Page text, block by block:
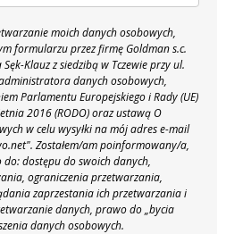
moich danych osobowych,
formularzu przez firmę Goldman s.c.
Klauz z siedzibą w Tczewie przy ul.
danych osobowych,
Parlamentu Europejskiego i Rady (UE)
2016 (RODO) oraz ustawą O
w celu wysyłki na mój adres e-mail
Zostałem/am poinformowany/a,
do: dostępu do swoich danych,
ograniczenia przetwarzania,
zaprzestania ich przetwarzania i
danych, prawo do „bycia
danych osobowych.